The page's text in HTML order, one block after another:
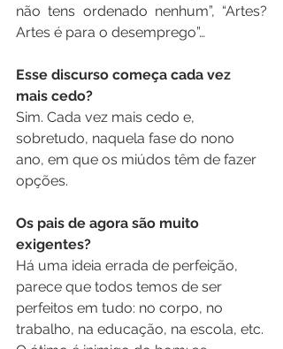
não tens ordenado nenhum”, “Artes?
Artes é para o desemprego”…
Esse discurso começa cada vez
mais cedo?
Sim. Cada vez mais cedo e,
sobretudo, naquela fase do nono
ano, em que os miúdos têm de fazer
opções.
Os pais de agora são muito
exigentes?
Há uma ideia errada de perfeição,
parece que todos temos de ser
perfeitos em tudo: no corpo, no
trabalho, na educação, na escola, etc.